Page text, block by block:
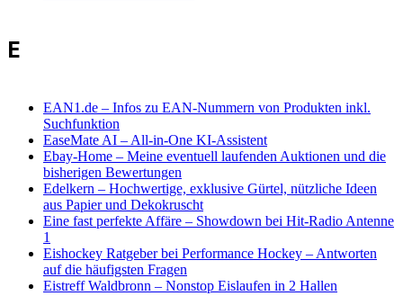
E
EAN1.de – Infos zu EAN-Nummern von Produkten inkl.
Suchfunktion
EaseMate AI – All-in-One KI-Assistent
Ebay-Home – Meine eventuell laufenden Auktionen und die
bisherigen Bewertungen
Edelkern – Hochwertige, exklusive Gürtel, nützliche Ideen
aus Papier und Dekokruscht
Eine fast perfekte Affäre – Showdown bei Hit-Radio Antenne
1
Eishockey Ratgeber bei Performance Hockey – Antworten
auf die häufigsten Fragen
Eistreff Waldbronn – Nonstop Eislaufen in 2 Hallen